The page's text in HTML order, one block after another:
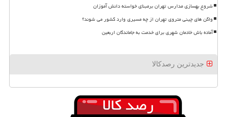
شروع بهسازی مدارس تهران برمبنای خواسته دانش آموزان
واگن های چینی متروی تهران از چه مسیری وارد کشور می شوند؟
آماده باش خادمان شهری برای خدمت به جاماندگان اربعین
جدیدترین رصدکالا